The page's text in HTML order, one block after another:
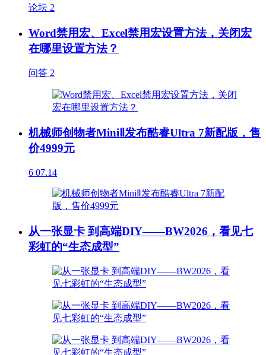
论坛 2
Word禁用宏、Excel禁用宏设置方法，关闭宏
在哪里设置方法？
问答 2
机械师创物者MiniⅡ发布酷睿Ultra 7新配版，售
价4999元
6 07.14
从一张显卡 到高端DIY——BW2026，看见七
彩虹的“生态成型”